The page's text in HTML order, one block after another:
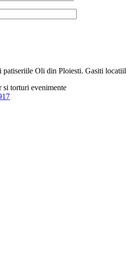
patiseriile Oli din Ploiesti. Gasiti
si torturi evenimente